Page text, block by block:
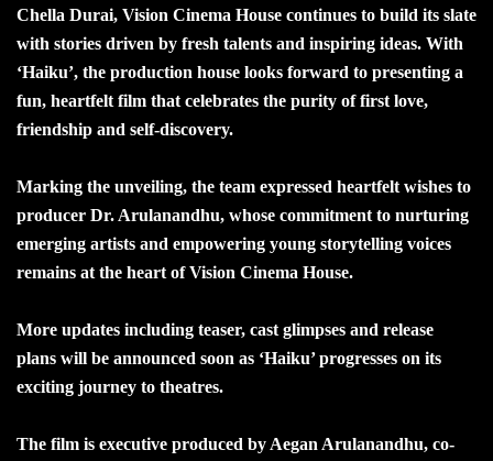
Chella Durai, Vision Cinema House continues to build its slate
with stories driven by fresh talents and inspiring ideas. With
‘Haiku’, the production house looks forward to presenting a
fun, heartfelt film that celebrates the purity of first love,
friendship and self-discovery.
Marking the unveiling, the team expressed heartfelt wishes to
producer Dr. Arulanandhu, whose commitment to nurturing
emerging artists and empowering young storytelling voices
remains at the heart of Vision Cinema House.
More updates including teaser, cast glimpses and release
plans will be announced soon as ‘Haiku’ progresses on its
exciting journey to theatres.
The film is executive produced by Aegan Arulanandhu, co-